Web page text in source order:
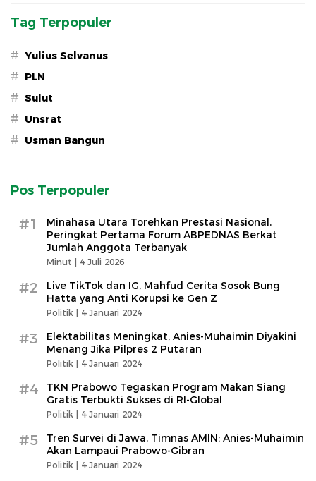
Tag Terpopuler
# Yulius Selvanus
# PLN
# Sulut
# Unsrat
# Usman Bangun
Pos Terpopuler
#1
Minahasa Utara Torehkan Prestasi Nasional,
Peringkat Pertama Forum ABPEDNAS Berkat
Jumlah Anggota Terbanyak
Minut | 4 Juli 2026
#2
Live TikTok dan IG, Mahfud Cerita Sosok Bung
Hatta yang Anti Korupsi ke Gen Z
Politik | 4 Januari 2024
#3
Elektabilitas Meningkat, Anies-Muhaimin Diyakini
Menang Jika Pilpres 2 Putaran
Politik | 4 Januari 2024
#4
TKN Prabowo Tegaskan Program Makan Siang
Gratis Terbukti Sukses di RI-Global
Politik | 4 Januari 2024
#5
Tren Survei di Jawa, Timnas AMIN: Anies-Muhaimin
Akan Lampaui Prabowo-Gibran
Politik | 4 Januari 2024